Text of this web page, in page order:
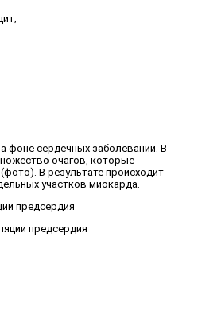
фоне сердечных заболеваний. В
очагов, которые
В результате происходит
участков миокарда.
предсердия